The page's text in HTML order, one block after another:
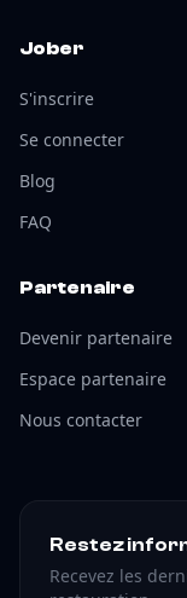
Jober
S'inscrire
Se connecter
Blog
FAQ
Partenaire
Devenir partenaire
Espace partenaire
Nous contacter
Restez
Recevez les